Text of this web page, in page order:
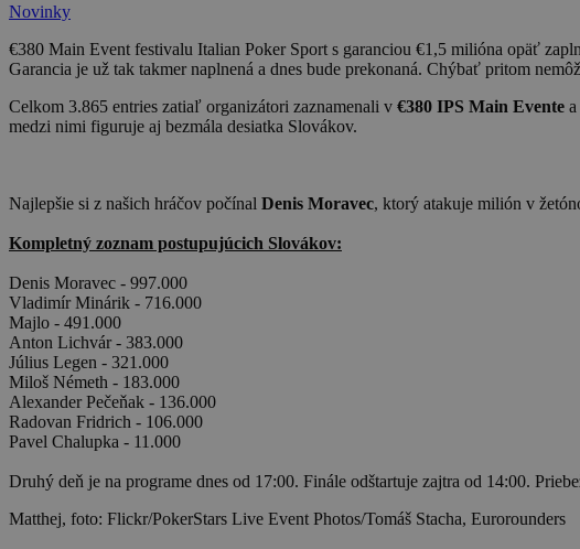
Novinky
€380 Main Event festivalu Italian Poker Sport s garanciou €1,5 milióna opäť
Garancia je už tak takmer naplnená a dnes bude prekonaná. Chýbať pritom
Celkom 3.865 entries zatiaľ organizátori zaznamenali v €380 IPS Main Evente
medzi nimi figuruje aj bezmála desiatka Slovákov.
Najlepšie si z našich hráčov počínal Denis Moravec, ktorý atakuje milión v
Kompletný zoznam postupujúcich Slovákov:
Denis Moravec - 997.000
Vladimír Minárik - 716.000
Majlo - 491.000
Anton Lichvár - 383.000
Július Legen - 321.000
Miloš Németh - 183.000
Alexander Pečeňak - 136.000
Radovan Fridrich - 106.000
Pavel Chalupka - 11.000
Druhý deň je na programe dnes od 17:00. Finále odštartuje zajtra od 14:00.
Matthej, foto: Flickr/PokerStars Live Event Photos/Tomáš Stacha, Eurorounders